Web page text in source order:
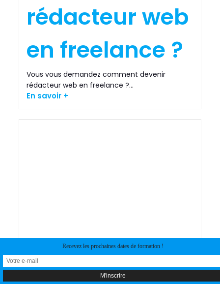
rédacteur web
en freelance ?
Vous vous demandez comment devenir
rédacteur web en freelance ?...
En savoir +
Formation
Recevez les prochaines dates de formation !